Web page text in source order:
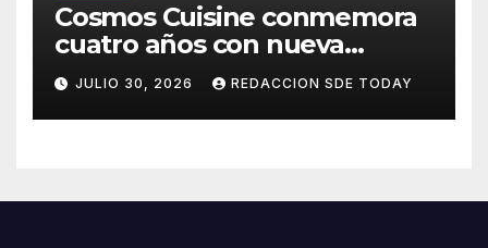
Cosmos Cuisine conmemora
cuatro años con nueva
administración y nuevos
sabores
JULIO 30, 2026 REDACCION SDE TODAY